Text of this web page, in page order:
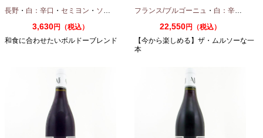
長野 ・ 白：辛口 ・ セミヨン ・ ソーヴィニオンブラン
3,630円（税込）
和食に合わせたいボルドーブレンド
フランス/ブルゴーニュ ・ 白：辛口
22,550円（税込）
【今から楽しめる】ザ・ムルソーな一
本